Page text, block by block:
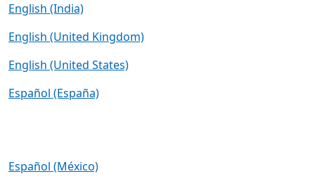
English (India)
English (United Kingdom)
English (United States)
Español (España)
Español (México)